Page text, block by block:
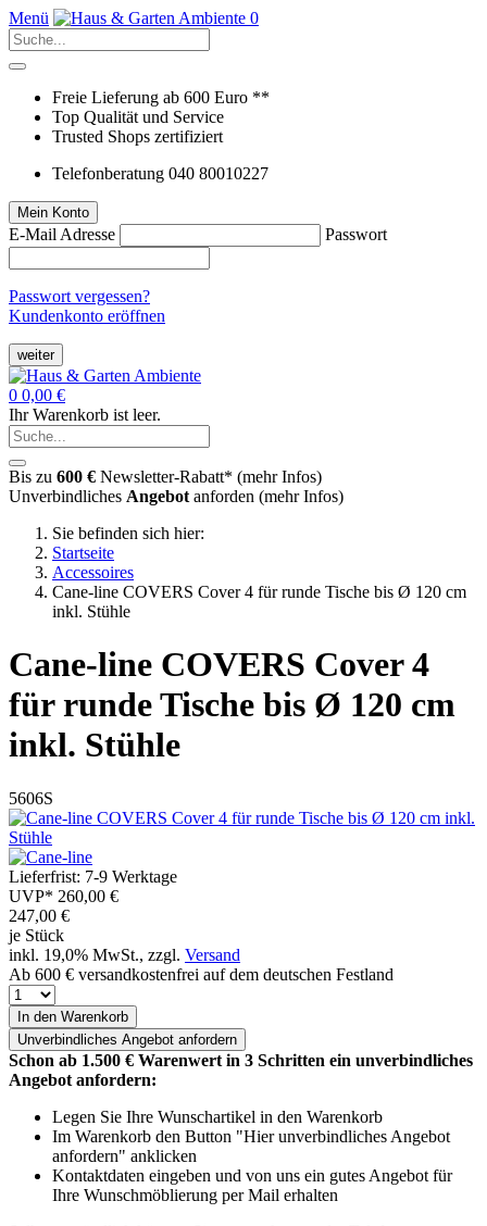
Menü 0
Freie Lieferung ab 600 Euro **
Top Qualität und Service
Trusted Shops zertifiziert
Telefonberatung 040 80010227
Mein Konto
E-Mail Adresse Passwort
Passwort vergessen?
Kundenkonto eröffnen
weiter
0 0,00 €
Ihr Warenkorb ist leer.
Bis zu 600 € Newsletter-Rabatt* (mehr Infos)
Unverbindliches Angebot anforden (mehr Infos)
Sie befinden sich hier:
Startseite
Accessoires
Cane-line COVERS Cover 4 für runde Tische bis Ø 120 cm
inkl. Stühle
Cane-line COVERS Cover 4
für runde Tische bis Ø 120 cm
inkl. Stühle
5606S
Lieferfrist: 7-9 Werktage
UVP* 260,00 €
247,00 €
je Stück
inkl. 19,0% MwSt., zzgl. Versand
Ab 600 € versandkostenfrei auf dem deutschen Festland
In den Warenkorb
Unverbindliches Angebot anfordern
Schon ab 1.500 € Warenwert in 3 Schritten ein unverbindliches
Angebot anfordern:
Legen Sie Ihre Wunschartikel in den Warenkorb
Im Warenkorb den Button "Hier unverbindliches Angebot
anfordern" anklicken
Kontaktdaten eingeben und von uns ein gutes Angebot für
Ihre Wunschmöblierung per Mail erhalten